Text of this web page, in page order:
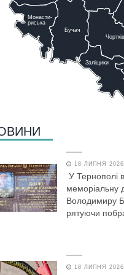
Бучач
Заліщики
Чортків
Монасти-
риська
18 ЛИПНЯ
У Тернополі
меморіальну
Володимиру
рятуючи
18 ЛИПНЯ